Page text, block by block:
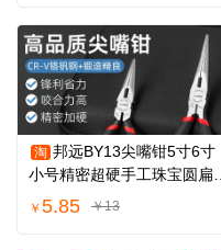
淘 邦远BY13尖嘴钳5寸6寸
小号精密超硬手工珠宝圆扁无
牙弯嘴工业钳子
￥ 5.85 ￥13